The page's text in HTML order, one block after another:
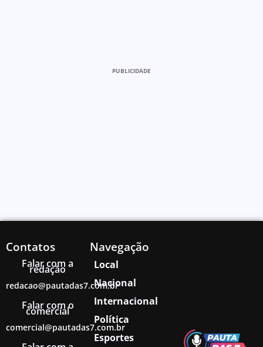
PUBLICIDADE
Contatos
Falar com a
redação
redacao@pautadas7.com.br
Falar com o
comercial
comercial@pautadas7.com.br
Navegação
Local
Nacional
Internacional
Política
Esportes